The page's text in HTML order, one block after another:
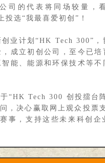
司的代表将同场较量，
选“我最喜爱初创”！
业计划“HK Tech 300”，
成立初创公司，至今已培
能、能源和环保技术等不
“HK Tech 300 创投擂台
，决心赢取网上观众投票
事，支持这些未来科创企